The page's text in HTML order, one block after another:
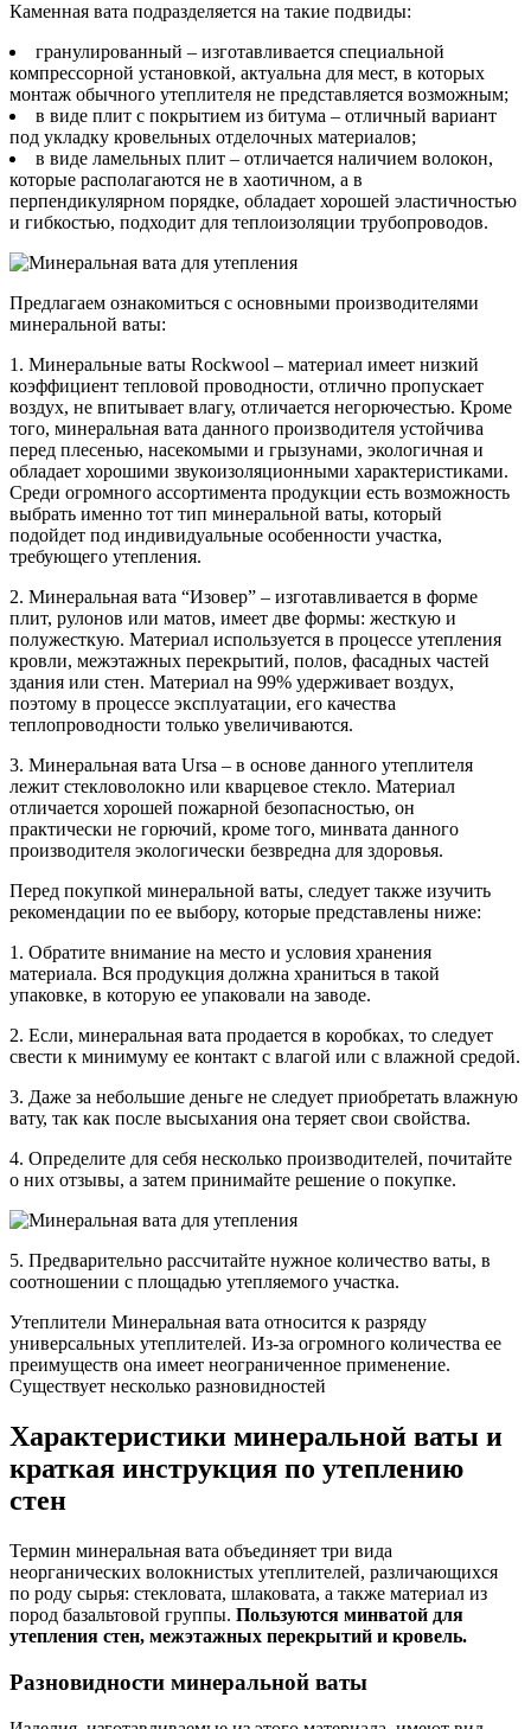
Каменная вата подразделяется на такие подвиды:
гранулированный – изготавливается специальной
компрессорной установкой, актуальна для мест, в которых
монтаж обычного утеплителя не представляется возможным;
в виде плит с покрытием из битума – отличный вариант
под укладку кровельных отделочных материалов;
в виде ламельных плит – отличается наличием волокон,
которые располагаются не в хаотичном, а в
перпендикулярном порядке, обладает хорошей эластичностью
и гибкостью, подходит для теплоизоляции трубопроводов.
Предлагаем ознакомиться с основными производителями
минеральной ваты:
1. Минеральные ваты Rockwool – материал имеет низкий
коэффициент тепловой проводности, отлично пропускает
воздух, не впитывает влагу, отличается негорючестью. Кроме
того, минеральная вата данного производителя устойчива
перед плесенью, насекомыми и грызунами, экологичная и
обладает хорошими звукоизоляционными характеристиками.
Среди огромного ассортимента продукции есть возможность
выбрать именно тот тип минеральной ваты, который
подойдет под индивидуальные особенности участка,
требующего утепления.
2. Минеральная вата “Изовер” – изготавливается в форме
плит, рулонов или матов, имеет две формы: жесткую и
полужесткую. Материал используется в процессе утепления
кровли, межэтажных перекрытий, полов, фасадных частей
здания или стен. Материал на 99% удерживает воздух,
поэтому в процессе эксплуатации, его качества
теплопроводности только увеличиваются.
3. Минеральная вата Ursa – в основе данного утеплителя
лежит стекловолокно или кварцевое стекло. Материал
отличается хорошей пожарной безопасностью, он
практически не горючий, кроме того, минвата данного
производителя экологически безвредна для здоровья.
Перед покупкой минеральной ваты, следует также изучить
рекомендации по ее выбору, которые представлены ниже:
1. Обратите внимание на место и условия хранения
материала. Вся продукция должна храниться в такой
упаковке, в которую ее упаковали на заводе.
2. Если, минеральная вата продается в коробках, то следует
свести к минимуму ее контакт с влагой или с влажной средой.
3. Даже за небольшие деньге не следует приобретать влажную
вату, так как после высыхания она теряет свои свойства.
4. Определите для себя несколько производителей, почитайте
о них отзывы, а затем принимайте решение о покупке.
5. Предварительно рассчитайте нужное количество ваты, в
соотношении с площадью утепляемого участка.
Утеплители Минеральная вата относится к разряду
универсальных утеплителей. Из-за огромного количества ее
преимуществ она имеет неограниченное применение.
Существует несколько разновидностей
Характеристики минеральной ваты и
краткая инструкция по утеплению
стен
Термин минеральная вата объединяет три вида
неорганических волокнистых утеплителей, различающихся
по роду сырья: стекловата, шлаковата, а также материал из
пород базальтовой группы. Пользуются минватой для
утепления стен, межэтажных перекрытий и кровель.
Разновидности минеральной ваты